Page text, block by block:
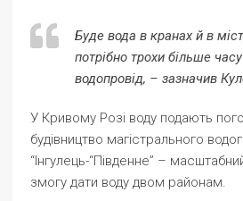
Буде вода в кранах й в
потрібно трохи більше
водопровід, – зазначив
У Кривому Розі воду подають
будівництво магістрального
“Інгулець-“Південне” –
змогу дати воду двом районам.